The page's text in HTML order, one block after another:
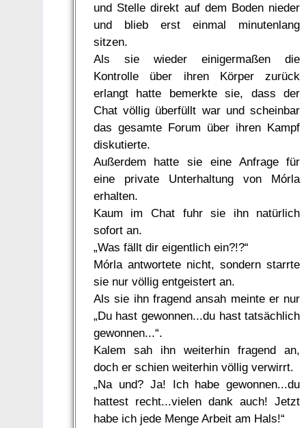
und Stelle direkt auf dem Boden nieder
und blieb erst einmal minutenlang
sitzen.
Als sie wieder einigermaßen die
Kontrolle über ihren Körper zurück
erlangt hatte bemerkte sie, dass der
Chat völlig überfüllt war und scheinbar
das gesamte Forum über ihren Kampf
diskutierte.
Außerdem hatte sie eine Anfrage für
eine private Unterhaltung von Mórla
erhalten.
Kaum im Chat fuhr sie ihn natürlich
sofort an.
„Was fällt dir eigentlich ein?!?“
Mórla antwortete nicht, sondern starrte
sie nur völlig entgeistert an.
Als sie ihn fragend ansah meinte er nur
„Du hast gewonnen...du hast tatsächlich
gewonnen...“.
Kalem sah ihn weiterhin fragend an,
doch er schien weiterhin völlig verwirrt.
„Na und? Ja! Ich habe gewonnen...du
hattest recht...vielen dank auch! Jetzt
habe ich jede Menge Arbeit am Hals!“